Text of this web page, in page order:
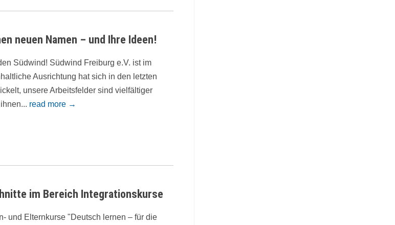
neuen Namen – und Ihre Ideen!
Südwind! Südwind Freiburg e.V. ist im
Ausrichtung hat sich in den letzten
unsere Arbeitsfelder sind vielfältiger
read more →
im Bereich Integrationskurse
und Elternkurse "Deutsch lernen – für die